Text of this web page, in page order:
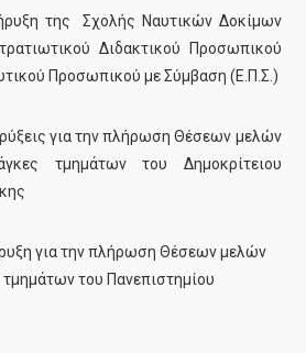
της Σχολής Ναυτικών Δοκίμων
Διδακτικού Προσωπικού
Προσωπικού με Σύμβαση (Ε.Π.Σ.)
για την πλήρωση Θέσεων μελών
τμημάτων του Δημοκρίτειου
για την πλήρωση Θέσεων μελών
τμημάτων του Πανεπιστημίου